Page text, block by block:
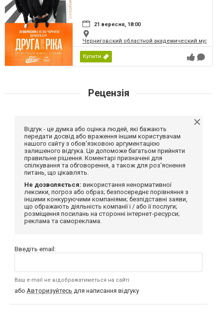
21 вересня, 18:00
Черниговский областной академический
Купити
Рецензія
Відгук - це думка або оцінка людей, які бажають
передати досвід або враження іншим користувачам
нашого сайту з обов'язковою аргументацією
залишеного відгука. Це допоможе багатьом прийняти
правильне рішення. Коментарі призначені для
спілкування та обговорення, а також для роз'яснення
питань, що цікавлять.
Не дозволяється: використання ненормативної
лексики, погроз або образ; безпосереднє порівняння з
іншими конкуруючими компаніями; безпідставні заяви,
що ображають діяльність компанії і / або її послуги;
розміщення посилань на сторонні інтернет-ресурси;
реклама та самореклама.
Введіть email:
Ваш e-mail не відображатиметься на сайті
або Авторизуйтесь для написання відгуку